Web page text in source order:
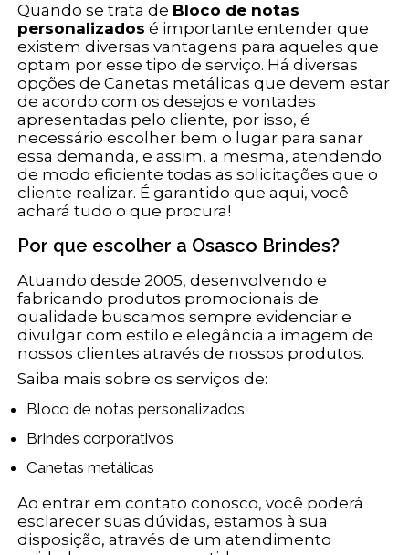
Quando se trata de Bloco de notas
personalizados é importante entender que
existem diversas vantagens para aqueles que
optam por esse tipo de serviço. Há diversas
opções de Canetas metálicas que devem estar
de acordo com os desejos e vontades
apresentadas pelo cliente, por isso, é
necessário escolher bem o lugar para sanar
essa demanda, e assim, a mesma, atendendo
de modo eficiente todas as solicitações que o
cliente realizar. É garantido que aqui, você
achará tudo o que procura!
Por que escolher a Osasco Brindes?
Atuando desde 2005, desenvolvendo e
fabricando produtos promocionais de
qualidade buscamos sempre evidenciar e
divulgar com estilo e elegância a imagem de
nossos clientes através de nossos produtos.
Saiba mais sobre os serviços de:
Bloco de notas personalizados
Brindes corporativos
Canetas metálicas
Ao entrar em contato conosco, você poderá
esclarecer suas dúvidas, estamos à sua
disposição, através de um atendimento